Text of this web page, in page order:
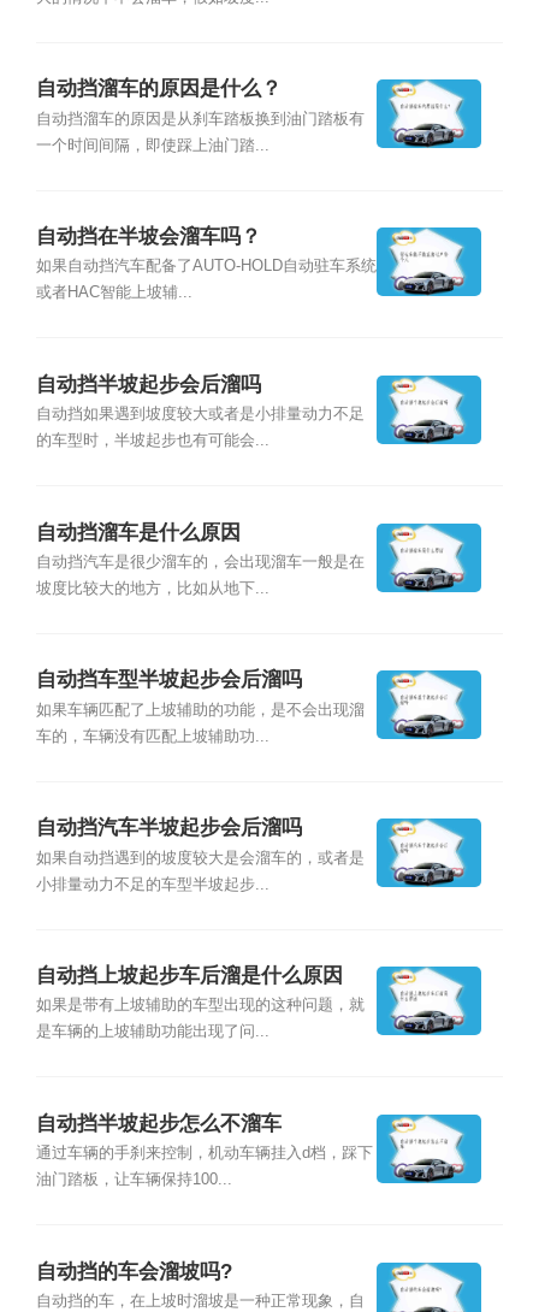
自动挡溜车的原因是什么？
自动挡溜车的原因是从刹车踏板换到油门踏板有
一个时间间隔，即使踩上油门踏...
自动挡在半坡会溜车吗？
如果自动挡汽车配备了AUTO-HOLD自动驻车系统
或者HAC智能上坡辅...
自动挡半坡起步会后溜吗
自动挡如果遇到坡度较大或者是小排量动力不足
的车型时，半坡起步也有可能会...
自动挡溜车是什么原因
自动挡汽车是很少溜车的，会出现溜车一般是在
坡度比较大的地方，比如从地下...
自动挡车型半坡起步会后溜吗
如果车辆匹配了上坡辅助的功能，是不会出现溜
车的，车辆没有匹配上坡辅助功...
自动挡汽车半坡起步会后溜吗
如果自动挡遇到的坡度较大是会溜车的，或者是
小排量动力不足的车型半坡起步...
自动挡上坡起步车后溜是什么原因
如果是带有上坡辅助的车型出现的这种问题，就
是车辆的上坡辅助功能出现了问...
自动挡半坡起步怎么不溜车
通过车辆的手刹来控制，机动车辆挂入d档，踩下
油门踏板，让车辆保持100...
自动挡的车会溜坡吗?
自动挡的车，在上坡时溜坡是一种正常现象，自